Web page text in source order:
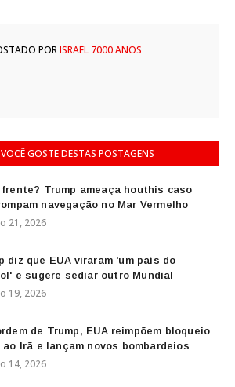
PORISRAEL 7000 ANOS
GOSTE DESTAS POSTAGENS
frente? Trump ameaça houthis caso
navegação no Mar Vermelho
21, 2026
diz que EUA viraram 'um país do
e sugere sediar outro Mundial
19, 2026
de Trump, EUA reimpõem bloqueio
ao Irã e lançam novos bombardeios
14, 2026